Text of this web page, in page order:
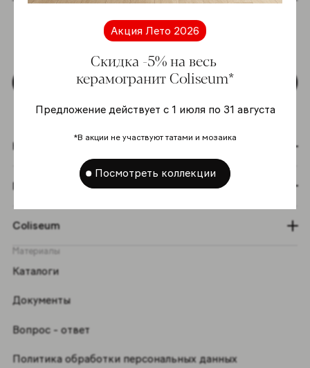
Акция Лето 2026
Скидка -5% на весь
керамогранит Coliseum*
Предложение действует с 1 июля по 31 августа
*В акции не участвуют татами и мозаика
Посмотреть коллекции
Я даю согласие на хранение и обработку
моих персональных данных согласно
Политике в отношении обработки
Подписаться
Коллекции
Графический эффект
Coliseum
Материалы
Каталоги
Документы
Вопрос - ответ
Политика обработки персональных данных